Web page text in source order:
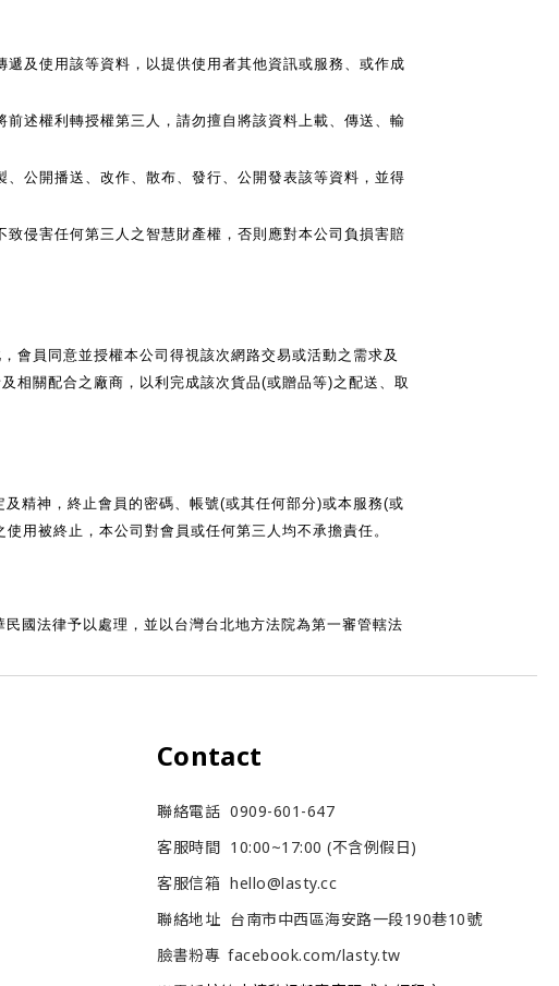
及使用該等資料，以提供使用者其他資訊或服務、或作成
述權利轉授權第三人，請勿擅自將該資料上載、傳送、輸
公開播送、改作、散布、發行、公開發表該等資料，並得
侵害任何第三人之智慧財產權，否則應對本公司負損害賠
會員同意並授權本公司得視該次網路交易或活動之需求及
相關配合之廠商，以利完成該次貨品(或贈品等)之配送、取
精神，終止會員的密碼、帳號(或其任何部分)或本服務(或
用被終止，本公司對會員或任何第三人均不承擔責任。
國法律予以處理，並以台灣台北地方法院為第一審管轄法
Contact
聯絡電話 0909-601-647
客服時間 10:00~17:00 (不含例假日)
客服信箱 hello@lasty.cc
聯絡地址 台南市中西區海安路一段190巷10號
臉書粉專 facebook.com/lasty.tw